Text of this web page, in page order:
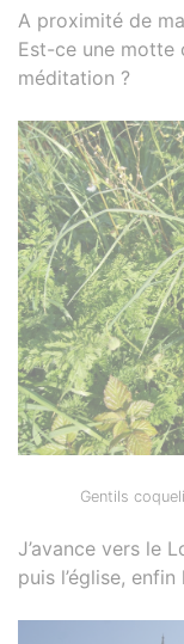
A proximité de
Est-ce une motte
méditation ?
Gentils
J’avance vers le
puis l’église,